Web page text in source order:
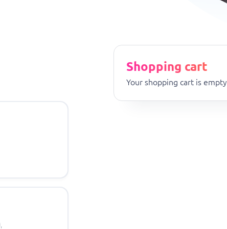
Shopping cart
Your shopping cart is empty